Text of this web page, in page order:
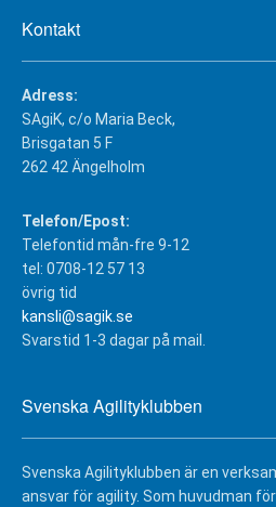
Kontakt
Adress:
SAgiK, c/o Maria Beck,
Brisgatan 5 F
262 42 Ängelholm
Telefon/Epost:
Telefontid mån-fre 9-12
tel: 0708-12 57 13
övrig tid
kansli@sagik.se
Svarstid 1-3 dagar på mail.
Svenska Agilityklubben
Svenska Agilityklubben är en
ansvar för agility. Som huvudman